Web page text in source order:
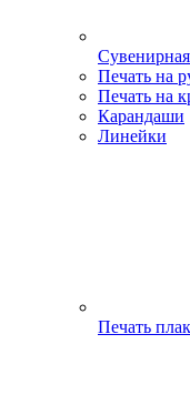
Печать на
Печать на
Карандаши
Линейки
Печать